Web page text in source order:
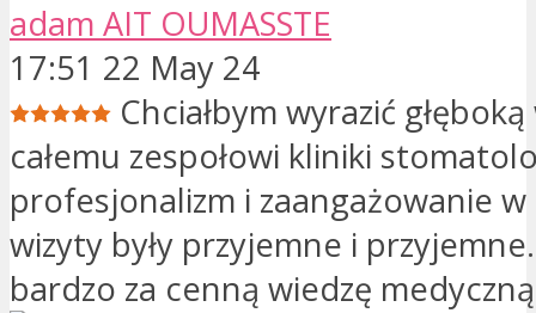
adam AIT OUMASSTE
17:51 22 May 24
Chciałbym wyrazić
całemu zespołowi kliniki
profesjonalizm i zaangażowanie
wizyty były przyjemne i
bardzo za cenną wiedzę